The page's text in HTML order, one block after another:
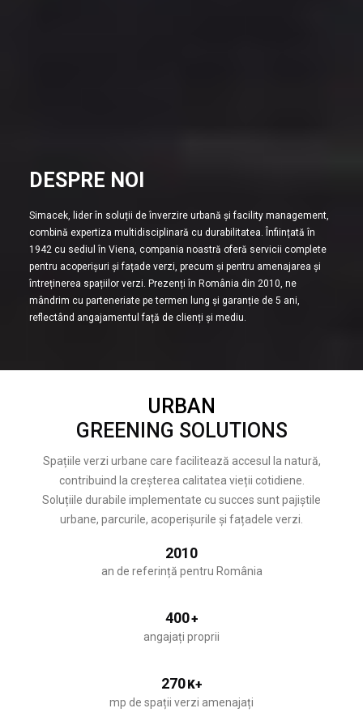
DESPRE NOI
Simacek, lider în soluții de înverzire urbană și facility management,
combină expertiza multidisciplinară cu durabilitatea. Înființată în
1942 cu sediul în Viena, compania noastră oferă servicii complete
pentru acoperișuri și fațade verzi, precum și pentru amenajarea și
întreținerea spațiilor verzi. Prezenți în România din 2010, ne
mândrim cu parteneriate pe termen lung și garanție de 5 ani,
reflectând angajamentul față de clienți și mediu.
URBAN
GREENING SOLUTIONS
Spațiile verzi urbane care facilitează accesul la natură,
contribuind la creșterea calitatea vieții cotidiene.
Soluțiile durabile implementate cu succes sunt pajiștile
urbane, parcurile, acoperișurile și fațadele verzi.
2010
an de referință pentru România
400+
angajați proprii
270K+
mp de spații verzi amenajați